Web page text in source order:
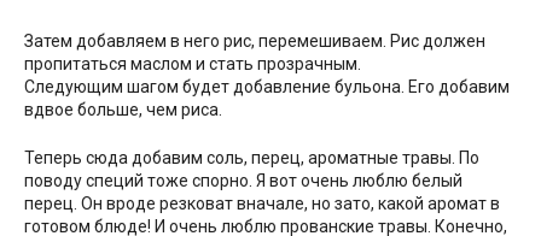
Затем добавляем в него рис, перемешиваем. Рис должен
пропитаться маслом и стать прозрачным.
Следующим шагом будет добавление бульона. Его добавим
вдвое больше, чем риса.
Теперь сюда добавим соль, перец, ароматные травы. По
поводу специй тоже спорно. Я вот очень люблю белый
перец. Он вроде резковат вначале, но зато, какой аромат в
готовом блюде! И очень люблю прованские травы. Конечно,